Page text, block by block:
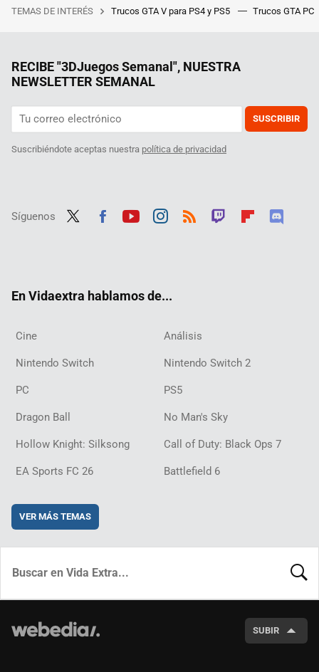
TEMAS DE INTERÉS Trucos GTA V para PS4 y PS5 Trucos GTA PC
RECIBE "3DJuegos Semanal", NUESTRA
NEWSLETTER SEMANAL
SUSCRIBIR
Suscribiéndote aceptas nuestra política de privacidad
Síguenos
En Vidaextra hablamos de...
Cine Análisis
Nintendo Switch Nintendo Switch 2
PC PS5
Dragon Ball No Man's Sky
Hollow Knight: Silksong Call of Duty: Black Ops 7
EA Sports FC 26 Battlefield 6
VER MÁS TEMAS
SUBIR